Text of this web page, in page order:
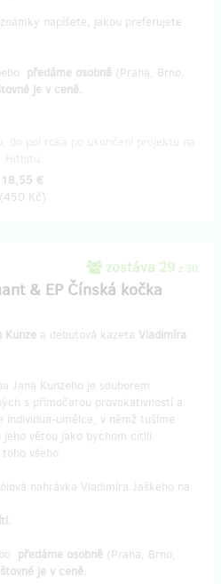
napíšete, jakou preferujete
předáme osobně (Praha, Brno,
je v ceně.
18,55 €
(450 Kč)
zostáva 29 z 30
& EP Čínská kočka
Kunze a debutová kazeta Vladimíra
Jana Kunzeho je souborem
s přímočarou provokativností a
umělce, v němž tušíme
větou jako bychom cítili
všeho.
nahrávka Vladimíra Jaškeho na
předáme osobně (Praha, Brno,
je v ceně.